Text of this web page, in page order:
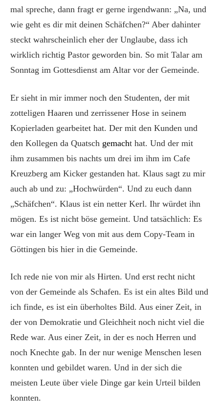
mal spreche, dann fragt er gerne irgendwann: „Na, und
wie geht es dir mit deinen Schäfchen?“ Aber dahinter
steckt wahrscheinlich eher der Unglaube, dass ich
wirklich richtig Pastor geworden bin. So mit Talar am
Sonntag im Gottesdienst am Altar vor der Gemeinde.
Er sieht in mir immer noch den Studenten, der mit
zotteligen Haaren und zerrissener Hose in seinem
Kopierladen gearbeitet hat. Der mit den Kunden und
den Kollegen da Quatsch gemacht hat. Und der mit
ihm zusammen bis nachts um drei im ihm im Cafe
Kreuzberg am Kicker gestanden hat. Klaus sagt zu mir
auch ab und zu: „Hochwürden“. Und zu euch dann
„Schäfchen“. Klaus ist ein netter Kerl. Ihr würdet ihn
mögen. Es ist nicht böse gemeint. Und tatsächlich: Es
war ein langer Weg von mit aus dem Copy-Team in
Göttingen bis hier in die Gemeinde.
Ich rede nie von mir als Hirten. Und erst recht nicht
von der Gemeinde als Schafen. Es ist ein altes Bild und
ich finde, es ist ein überholtes Bild. Aus einer Zeit, in
der von Demokratie und Gleichheit noch nicht viel die
Rede war. Aus einer Zeit, in der es noch Herren und
noch Knechte gab. In der nur wenige Menschen lesen
konnten und gebildet waren. Und in der sich die
meisten Leute über viele Dinge gar kein Urteil bilden
konnten.